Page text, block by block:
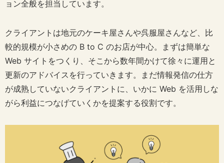
ョン全般を担当しています。
クライアントは地元のケーキ屋さんや呉服屋さんなど、比
較的規模が小さめの B to C のお店が中心。まずは簡単な
Web サイトをつくり、そこから数年間かけて徐々に運用と
更新のアドバイスを行っていきます。まだ情報発信の仕方
が成熟していないクライアントに、いかに Web を活用しな
がら利益につなげていくかを提案する役割です。